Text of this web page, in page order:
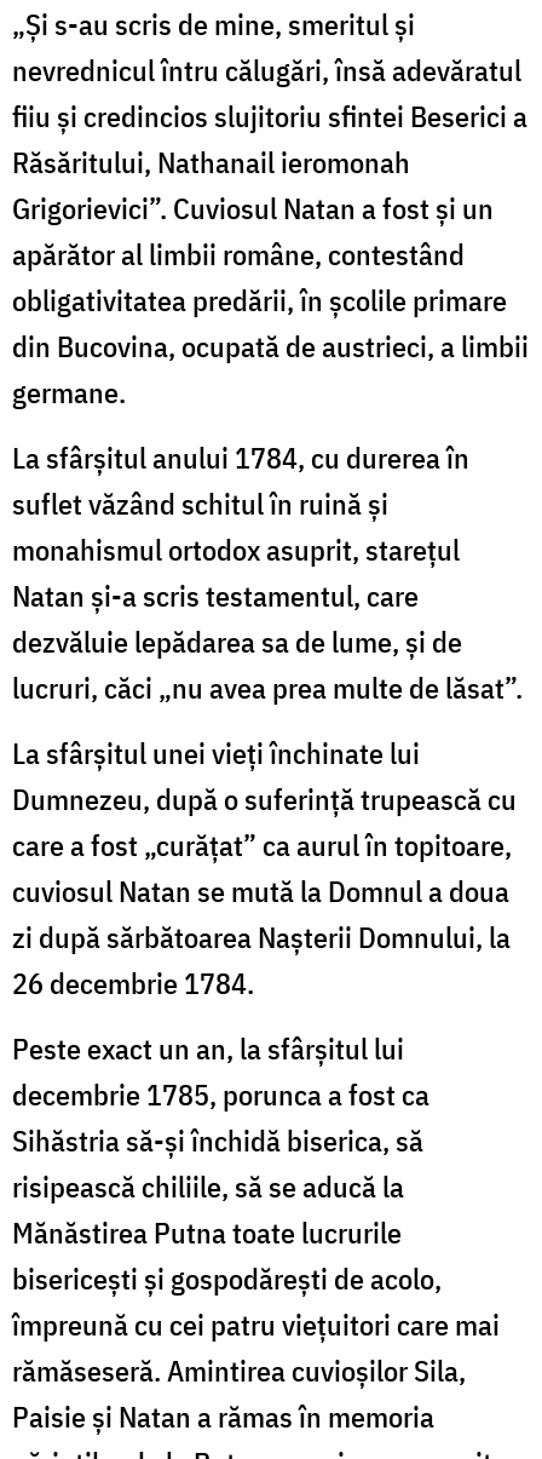
„Şi s-au scris de mine, smeritul şi
nevrednicul întru călugări, însă adevăratul
fiiu şi credincios slujitoriu sfintei Beserici a
Răsăritului, Nathanail ieromonah
Grigorievici”. Cuviosul Natan a fost şi un
apărător al limbii române, contestând
obligativitatea predării, în şcolile primare
din Bucovina, ocupată de austrieci, a limbii
germane.
La sfârşitul anului 1784, cu durerea în
suflet văzând schitul în ruină şi
monahismul ortodox asuprit, stareţul
Natan şi-a scris testamentul, care
dezvăluie lepădarea sa de lume, şi de
lucruri, căci „nu avea prea multe de lăsat”.
La sfârşitul unei vieţi închinate lui
Dumnezeu, după o suferinţă trupească cu
care a fost „curăţat” ca aurul în topitoare,
cuviosul Natan se mută la Domnul a doua
zi după sărbătoarea Naşterii Domnului, la
26 decembrie 1784.
Peste exact un an, la sfârșitul lui
decembrie 1785, porunca a fost ca
Sihăstria să-și închidă biserica, să
risipească chiliile, să se aducă la
Mănăstirea Putna toate lucrurile
bisericeşti şi gospodăreşti de acolo,
împreună cu cei patru vieţuitori care mai
rămăseseră. Amintirea cuvioşilor Sila,
Paisie şi Natan a rămas în memoria